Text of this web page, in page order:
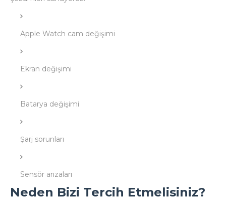
Apple Watch cam değişimi
Ekran değişimi
Batarya değişimi
Şarj sorunları
Sensör arızaları
Neden Bizi Tercih Etmelisiniz?